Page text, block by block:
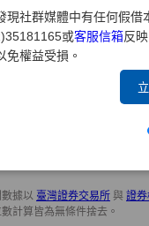
現社群媒體中有任何假
或客服信箱反
免權益受損。